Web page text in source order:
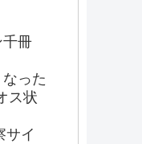
冊
った
ス状
サイ